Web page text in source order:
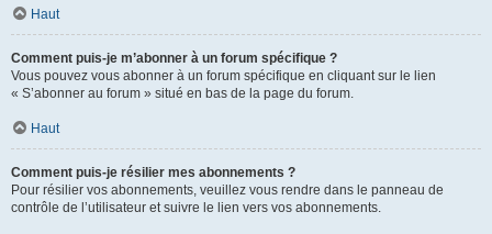
Haut
Comment puis-je m’abonner à un forum spécifique ?
Vous pouvez vous abonner à un forum spécifique en cliquant sur le lien
« S’abonner au forum » situé en bas de la page du forum.
Haut
Comment puis-je résilier mes abonnements ?
Pour résilier vos abonnements, veuillez vous rendre dans le panneau de
contrôle de l’utilisateur et suivre le lien vers vos abonnements.